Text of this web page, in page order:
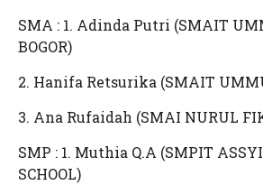
SMA : 1. Adinda Putri (SMAIT
BOGOR)
2. Hanifa Retsurika (SMAIT
3. Ana Rufaidah (SMAI NURUL
SMP : 1. Muthia Q.A (SMPIT
SCHOOL)